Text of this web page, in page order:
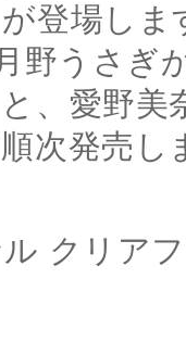
登場しま
野うさぎ
、愛野美
次発売し
ル クリア